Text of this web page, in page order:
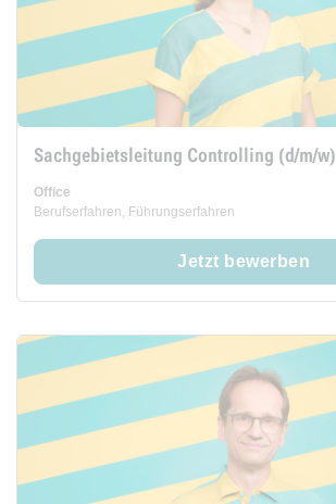
Sachgebietsleitung Controlling (d/m/w)
Office
Berufserfahren, Führungserfahren
Jetzt bewerben